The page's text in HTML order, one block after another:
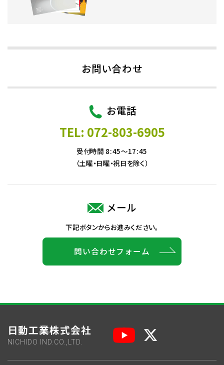
お問い合わせ
お電話
TEL: 072-803-6905
受付時間 8:45～17:45
（土曜・日曜・祝日を除く）
メール
下記ボタンからお進みください。
問い合わせフォーム
日動工業株式会社
NICHIDO IND.CO.,LTD.